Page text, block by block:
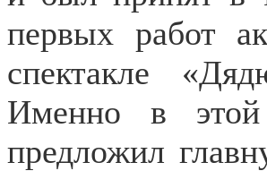
первых работ
спектакле
Именно в
предложил